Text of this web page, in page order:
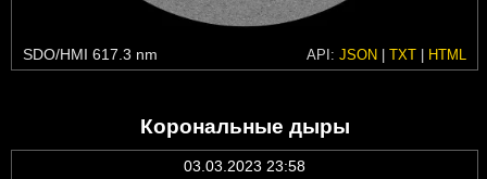
SDO/HMI 617.3 nm API: JSON | TXT | HTML
Корональные дыры
03.03.2023 23:58